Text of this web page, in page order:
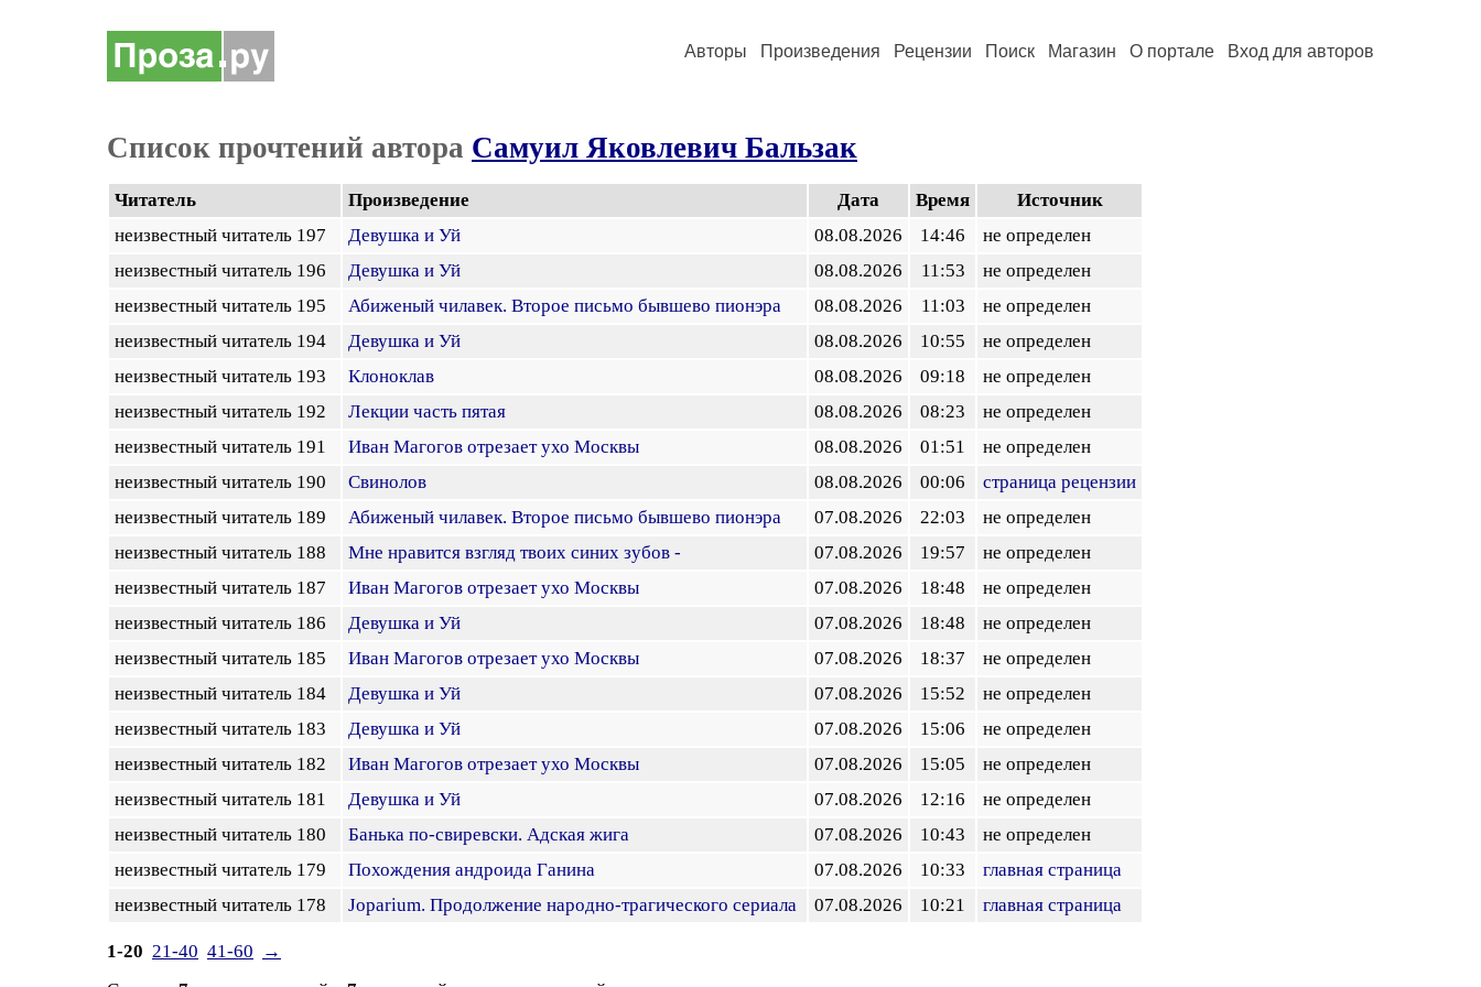
Авторы Произведения Рецензии Поиск Магазин О портале Вход для авторов
Список прочтений автора Самуил Яковлевич Бальзак
Читатель Произведение Дата Время
Источник
неизвестный читатель 197
Девушка и Уй 08.08.2026 14:46
не определен
неизвестный читатель 196
Девушка и Уй 08.08.2026 11:53
не определен
неизвестный читатель 195
Абиженый чилавек. Второе письмо бывшево пионэра 08.08.2026 11:03
не определен
неизвестный читатель 194
Девушка и Уй 08.08.2026 10:55
не определен
неизвестный читатель 193
Клоноклав 08.08.2026 09:18
не определен
неизвестный читатель 192
Лекции часть пятая 08.08.2026 08:23
не определен
неизвестный читатель 191
Иван Магогов отрезает ухо Москвы 08.08.2026 01:51
не определен
неизвестный читатель 190
Свинолов 08.08.2026 00:06
страница рецензии
неизвестный читатель 189
Абиженый чилавек. Второе письмо бывшево пионэра 07.08.2026 22:03
не определен
неизвестный читатель 188
Мне нравится взгляд твоих синих зубов - 07.08.2026 19:57
не определен
неизвестный читатель 187
Иван Магогов отрезает ухо Москвы 07.08.2026 18:48
не определен
неизвестный читатель 186
Девушка и Уй 07.08.2026 18:48
не определен
неизвестный читатель 185
Иван Магогов отрезает ухо Москвы 07.08.2026 18:37
не определен
неизвестный читатель 184
Девушка и Уй 07.08.2026 15:52
не определен
неизвестный читатель 183
Девушка и Уй 07.08.2026 15:06
не определен
неизвестный читатель 182
Иван Магогов отрезает ухо Москвы 07.08.2026 15:05
не определен
неизвестный читатель 181
Девушка и Уй 07.08.2026 12:16
не определен
неизвестный читатель 180
Банька по-свиревски. Адская жига 07.08.2026 10:43
не определен
неизвестный читатель 179
Похождения андроида Ганина 07.08.2026 10:33
главная страница
неизвестный читатель 178
Joparium. Продолжение народно-трагического сериала 07.08.2026 10:21 главная страница
1-20 21-40 41-60
→